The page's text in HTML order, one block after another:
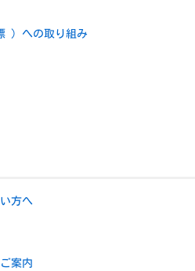
) への取り組み
方へ
案内